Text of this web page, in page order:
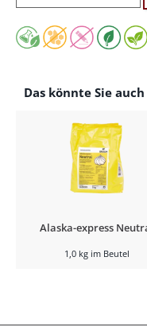
Das könnte Sie
Alaska-express
1,0 kg im Beutel